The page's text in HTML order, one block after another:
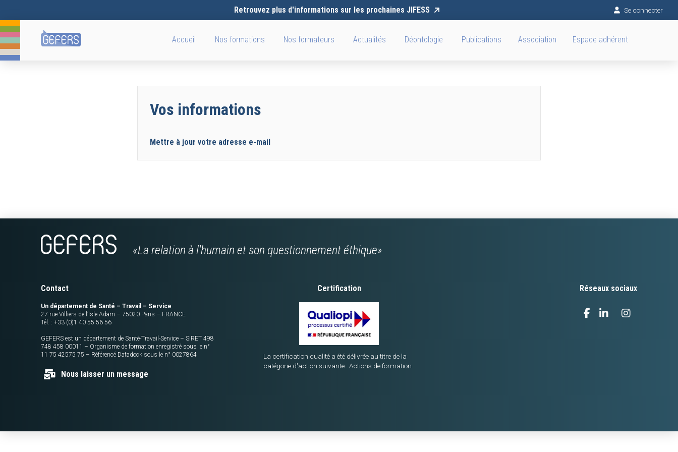
Retrouvez plus d'informations sur les prochaines JIFESS Se connecter
Accueil Nos formations Nos formateurs Actualités Déontologie Publications Association Espace adhérent
Vos informations
Mettre à jour votre adresse e-mail
«La relation à l'humain et son questionnement éthique»
Contact
Un département de Santé – Travail – Service
27 rue Villiers de l’Isle Adam – 75020 Paris – FRANCE
Tél. : +33 (0)1 40 55 56 56
GEFERS est un département de Santé-Travail-Service – SIRET 498
748 458 00011 – Organisme de formation enregistré sous le n°
11 75 42575 75 – Référencé Datadock sous le n° 0027864
Nous laisser un message
Certification
La certification qualité a été délivrée au titre de la
catégorie d'action suivante : Actions de formation
Réseaux sociaux